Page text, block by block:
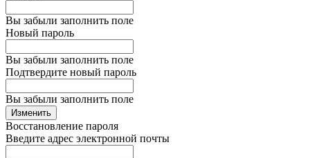
Вы забыли заполнить поле
Новый пароль
Вы забыли заполнить поле
Подтвердите новый пароль
Вы забыли заполнить поле
Изменить
Восстановление пароля
Введите адрес электронной почты